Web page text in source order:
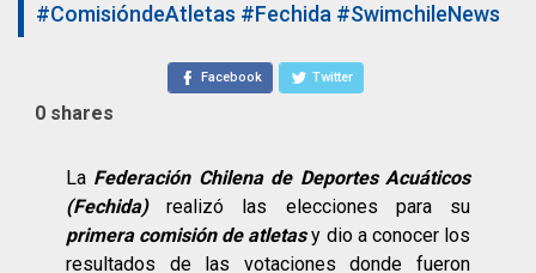
#ComisióndeAtletas #Fechida #SwimchileNews
Facebook Twitter
0 shares
La Federación Chilena de Deportes Acuáticos
(Fechida)realizó las elecciones para su
primera comisión de atletasy dio a conocer los
resultados de las votaciones donde fueron